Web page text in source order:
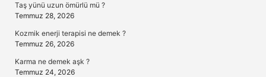
Taş yünü uzun ömürlü mü ?
Temmuz 28, 2026
Kozmik enerji terapisi ne demek ?
Temmuz 26, 2026
Karma ne demek aşk ?
Temmuz 24, 2026